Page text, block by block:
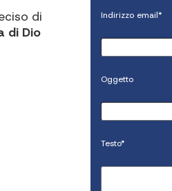
di
di Dio
Indirizzo email*
Oggetto
Testo*